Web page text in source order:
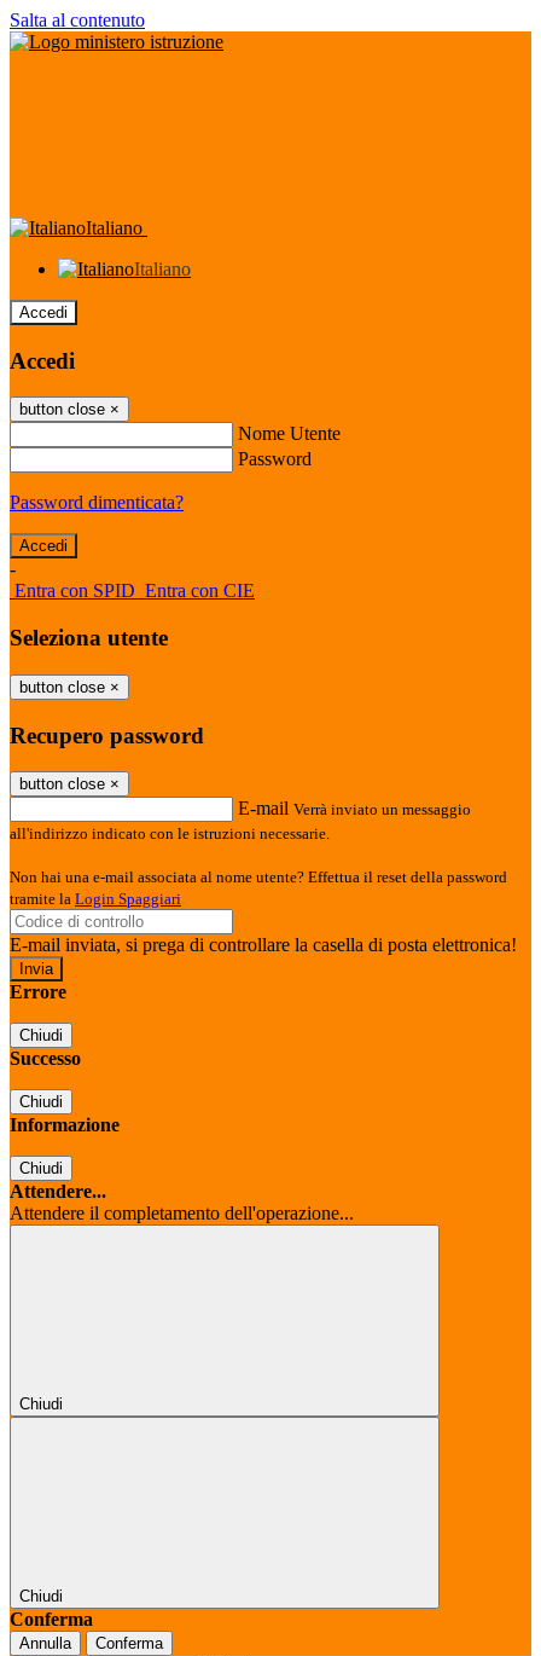
Salta al contenuto
Italiano
Italiano
Accedi
Accedi
button close ×
Nome Utente
Password
Password dimenticata?
-
Entra con SPID Entra con CIE
Seleziona utente
button close ×
Recupero password
button close ×
E-mail Verrà inviato un messaggio
all'indirizzo indicato con le istruzioni necessarie.
Non hai una e-mail associata al nome utente? Effettua il reset della password
tramite la Login Spaggiari
E-mail inviata, si prega di controllare la casella di posta elettronica!
Errore
Chiudi
Successo
Chiudi
Informazione
Chiudi
Attendere...
Attendere il completamento dell'operazione...
Chiudi
Chiudi
Conferma
Annulla Conferma